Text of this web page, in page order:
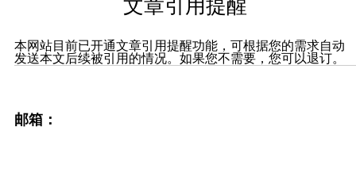
文章引用提醒
本网站目前已开通文章引用提醒功能，可根据您的需求自动
发送本文后续被引用的情况。如果您不需要，您可以退订。
邮箱：